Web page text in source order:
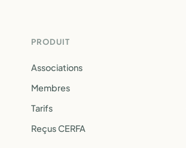
PRODUIT
Associations
Membres
Tarifs
Reçus CERFA